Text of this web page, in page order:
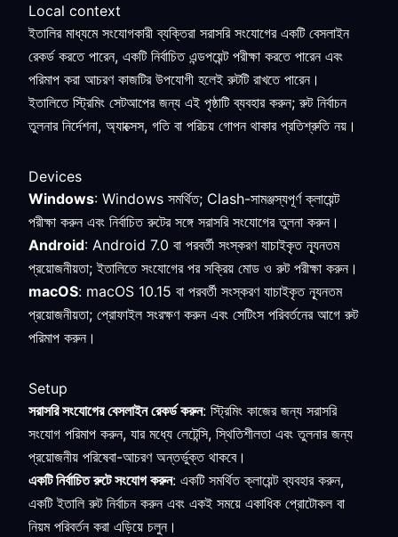
Local context
ইতালির মাধ্যমে সংযোগকারী ব্যক্তিরা সরাসরি সংযোগের একটি বেসলাইন
রেকর্ড করতে পারেন, একটি নির্বাচিত এন্ডপয়েন্ট পরীক্ষা করতে পারেন এবং
পরিমাপ করা আচরণ কাজটির উপযোগী হলেই রুটটি রাখতে পারেন।
ইতালিতে স্ট্রিমিং সেটআপের জন্য এই পৃষ্ঠাটি ব্যবহার করুন; রুট নির্বাচন
তুলনার নির্দেশনা, অ্যাক্সেস, গতি বা পরিচয় গোপন থাকার প্রতিশ্রুতি নয়।
Devices
Windows: Windows সমর্থিত; Clash-সামঞ্জস্যপূর্ণ ক্লায়েন্ট
পরীক্ষা করুন এবং নির্বাচিত রুটের সঙ্গে সরাসরি সংযোগের তুলনা করুন।
Android: Android 7.0 বা পরবর্তী সংস্করণ যাচাইকৃত ন্যূনতম
প্রয়োজনীয়তা; ইতালিতে সংযোগের পর সক্রিয় মোড ও রুট পরীক্ষা করুন।
macOS: macOS 10.15 বা পরবর্তী সংস্করণ যাচাইকৃত ন্যূনতম
প্রয়োজনীয়তা; প্রোফাইল সংরক্ষণ করুন এবং সেটিংস পরিবর্তনের আগে রুট
পরিমাপ করুন।
Setup
সরাসরি সংযোগের বেসলাইন রেকর্ড করুন: স্ট্রিমিং কাজের জন্য সরাসরি
সংযোগ পরিমাপ করুন, যার মধ্যে লেটেন্সি, স্থিতিশীলতা এবং তুলনার জন্য
প্রয়োজনীয় পরিষেবা-আচরণ অন্তর্ভুক্ত থাকবে।
একটি নির্বাচিত রুটে সংযোগ করুন: একটি সমর্থিত ক্লায়েন্ট ব্যবহার করুন,
একটি ইতালি রুট নির্বাচন করুন এবং একই সময়ে একাধিক প্রোটোকল বা
নিয়ম পরিবর্তন করা এড়িয়ে চলুন।